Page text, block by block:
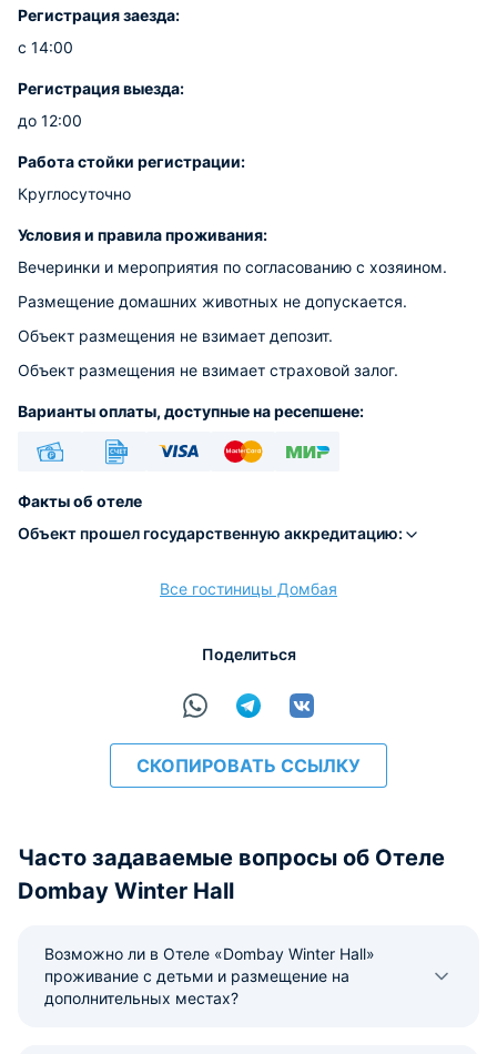
Регистрация заезда:
с 14:00
Регистрация выезда:
до 12:00
Работа стойки регистрации:
Круглосуточно
Условия и правила проживания:
Вечеринки и мероприятия по согласованию с хозяином.
Размещение домашних животных не допускается.
Объект размещения не взимает депозит.
Объект размещения не взимает страховой залог.
Варианты оплаты, доступные на ресепшене:
Факты об отеле
Объект прошел государственную аккредитацию:
Все гостиницы Домбая
Поделиться
СКОПИРОВАТЬ ССЫЛКУ
Часто задаваемые вопросы об Отеле
Dombay Winter Hall
Возможно ли в Отеле «Dombay Winter Hall»
проживание с детьми и размещение на
дополнительных местах?